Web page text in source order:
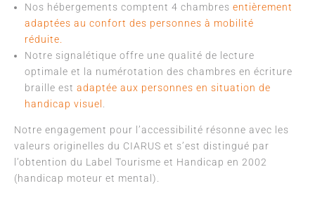
Nos hébergements comptent 4 chambres entièrement
adaptées au confort des personnes à mobilité
réduite.
Notre signalétique offre une qualité de lecture
optimale et la numérotation des chambres en écriture
braille est adaptée aux personnes en situation de
handicap visuel
Notre engagement pour l’accessibilité résonne avec les
valeurs originelles du CIARUS et s’est distingué par
l’obtention du Label Tourisme et Handicap en 2002
(handicap moteur et mental).